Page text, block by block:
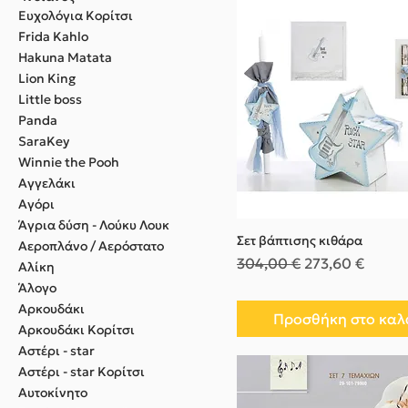
Eυχολόγια Κορίτσι
Frida Kahlo
Hakuna Matata
Lion King
Little boss
Panda
SaraKey
Winnie the Pooh
Αγγελάκι
Αγόρι
Άγρια δύση - Λούκυ Λουκ
Αεροπλάνο / Αερόστατο
Αλίκη
Άλογο
Αρκουδάκι
Αρκουδάκι Κορίτσι
Αστέρι - star
Αστέρι - star Κορίτσι
Αυτοκίνητο
Σετ βάπτισης κιθάρα
Κανονική τιμή
304,00 € Τιμή Έκπτωσης
273,60 €
Προσθήκη στο